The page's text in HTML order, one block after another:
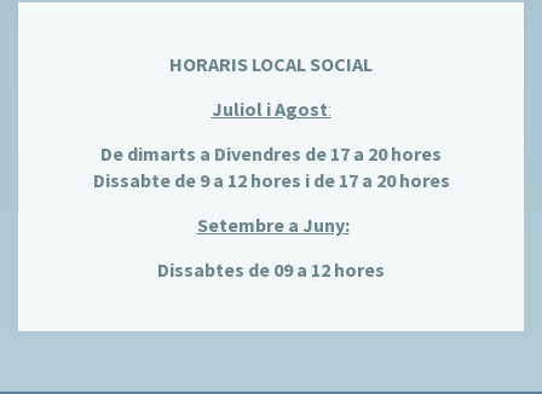
HORARIS LOCAL SOCIAL
Juliol i Agost:
De dimarts a Divendres de 17 a 20 hores
Dissabte de 9 a 12 hores i de 17 a 20 hores
Setembre a Juny:
Dissabtes de 09 a 12 hores